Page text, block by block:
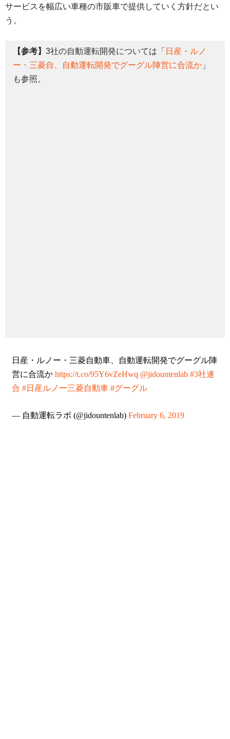
サービスを幅広い車種の市販車で提供していく方針だとい
う。
【参考】 3社の自動運転開発については「 日産・ルノ
ー・三菱自、自動運転開発でグーグル陣営に合流か 」
も参照。
日産・ルノー・三菱自動車、自動運転開発でグーグル陣
営に合流か https://t.co/95Y6vZeHwq @jidountenlab #3社連
合 #日産ルノー三菱自動車 #グーグル
— 自動運転ラボ (@jidountenlab) February 6, 2019